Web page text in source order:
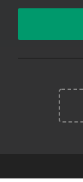
experiência
entendemos
de Uso e
PARA MAIS